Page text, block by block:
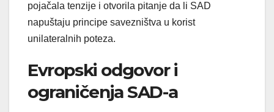
pojačala tenzije i otvorila pitanje da li SAD
napuštaju principe savezništva u korist
unilateralnih poteza.
Evropski odgovor i
ograničenja SAD-a